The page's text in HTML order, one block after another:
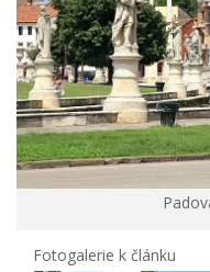
Fotogalerie k článku